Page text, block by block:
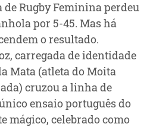
de Rugby Feminina perdeu
por 5-45. Mas há
o resultado.
carregada de identidade
Mata (atleta do Moita
cruzou a linha de
ensaio português do
mágico, celebrado como